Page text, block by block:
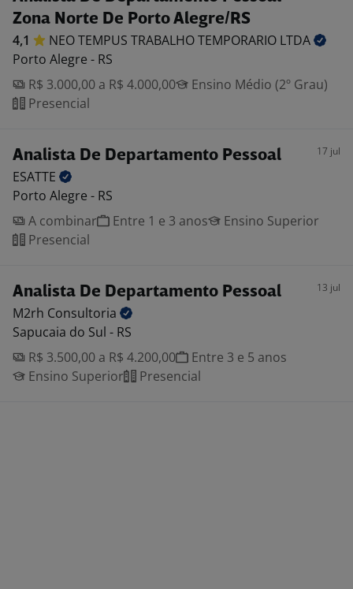
Zona Norte De Porto Alegre/RS
4,1 NEO TEMPUS TRABALHO TEMPORARIO LTDA
Porto Alegre - RS
R$ 3.000,00 a R$ 4.000,00
Ensino Médio (2º Grau)
Presencial
Analista De Departamento Pessoal 17 jul
ESATTE
Porto Alegre - RS
A combinar
Entre 1 e 3 anos
Ensino Superior
Presencial
Analista De Departamento Pessoal 13 jul
M2rh Consultoria
Sapucaia do Sul - RS
R$ 3.500,00 a R$ 4.200,00
Entre 3 e 5 anos
Ensino Superior
Presencial